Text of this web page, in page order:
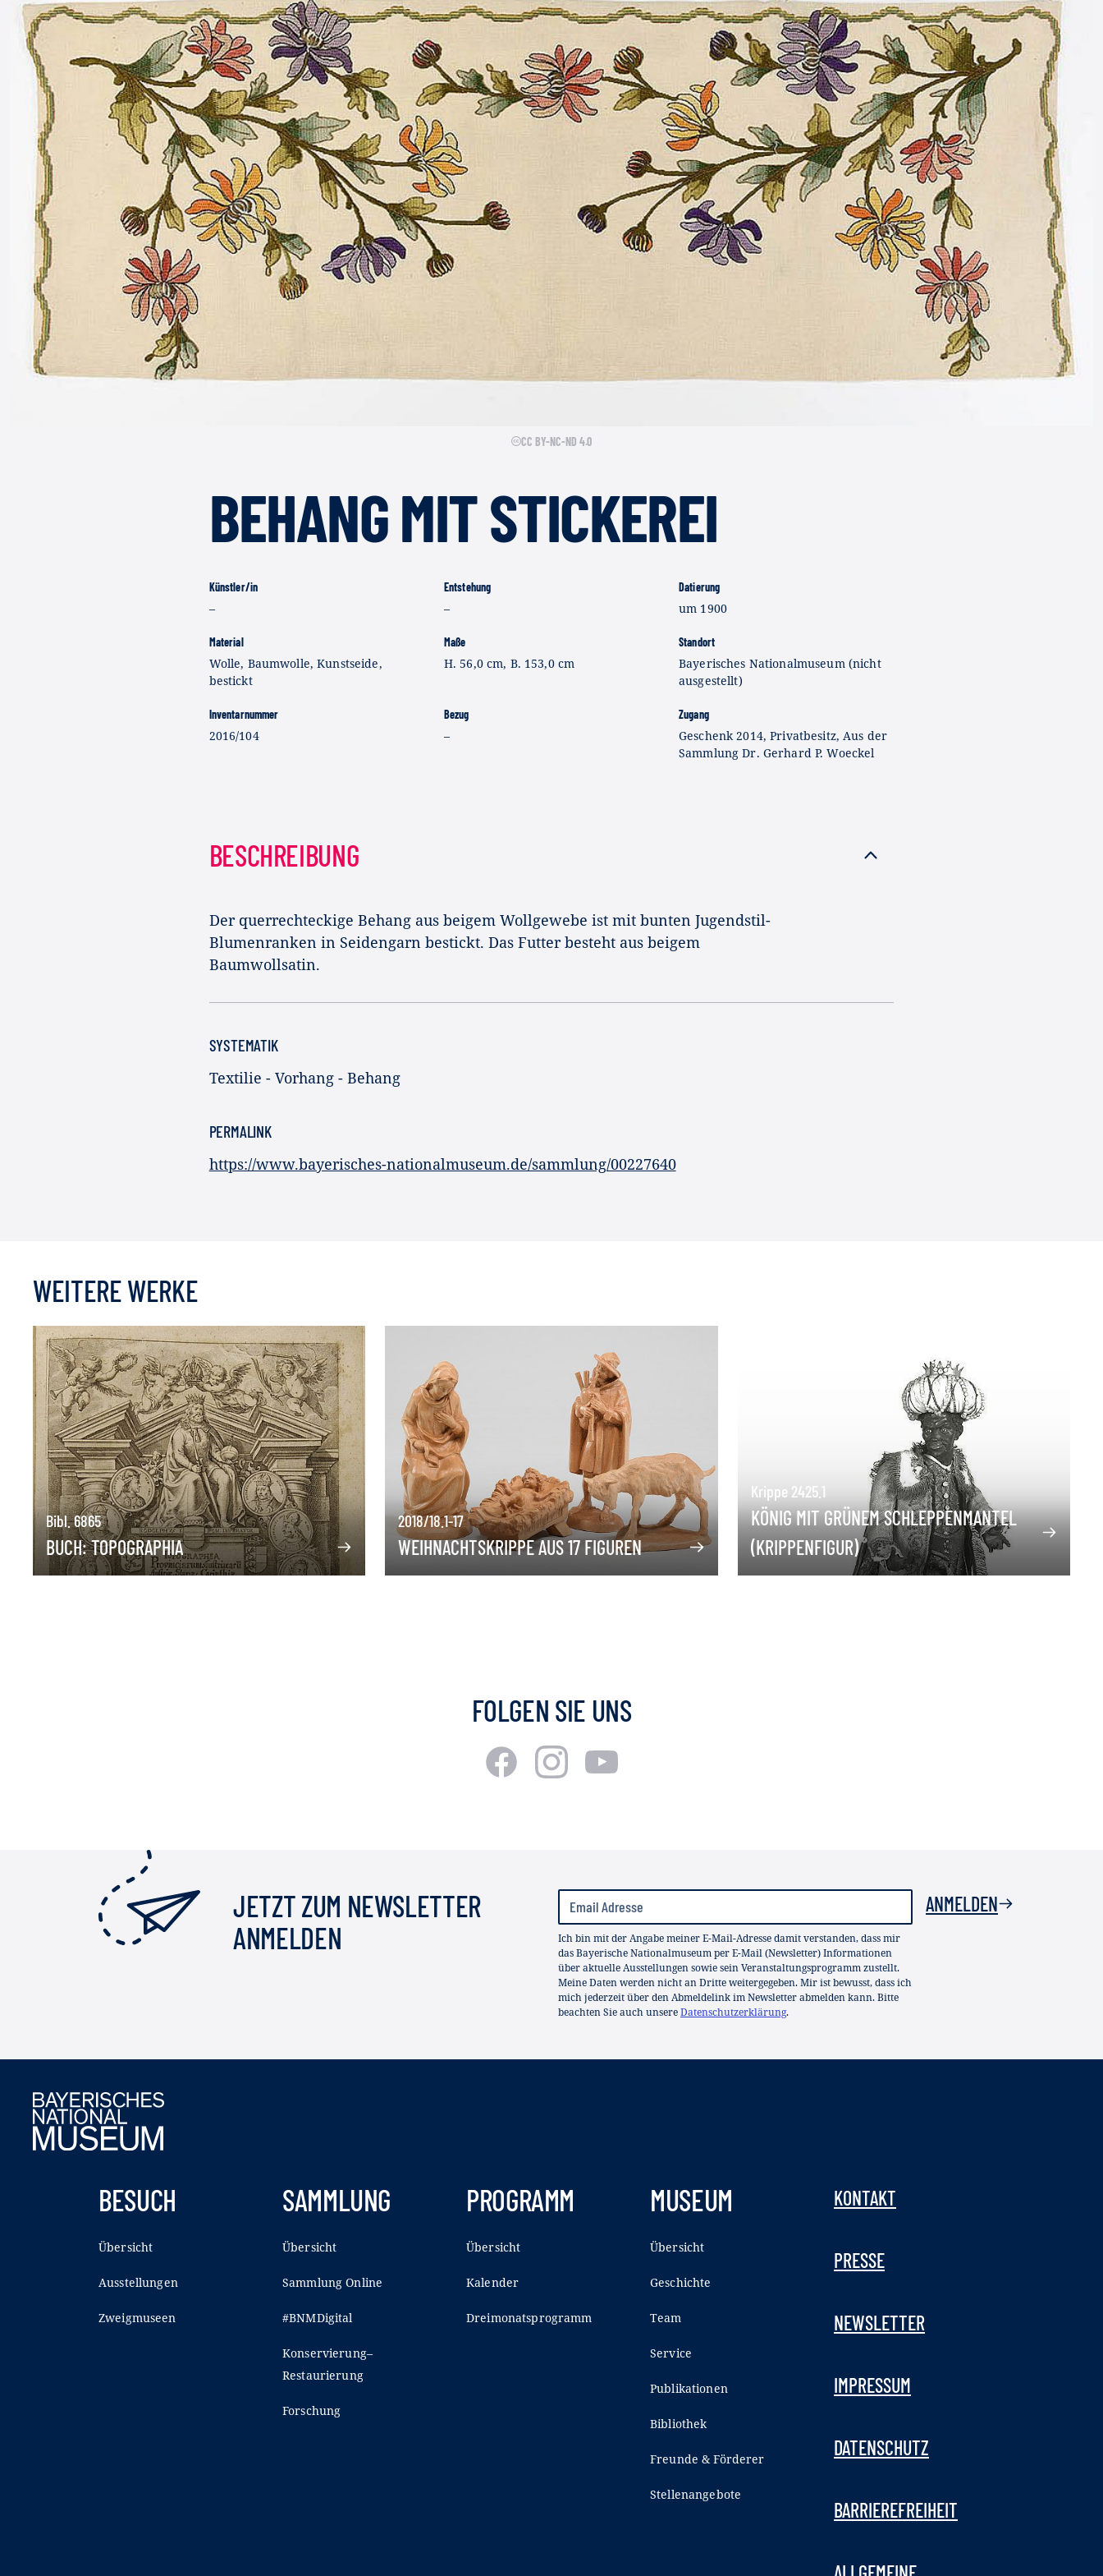
CC BY-NC-ND 4.0
BEHANG MIT STICKEREI
Künstler/in
–
Entstehung
–
Datierung
um 1900
Material
Wolle, Baumwolle, Kunstseide,
bestickt
Maße
H. 56,0 cm, B. 153,0 cm
Standort
Bayerisches Nationalmuseum (nicht
ausgestellt)
Inventarnummer
2016/104
Bezug
–
Zugang
Geschenk 2014, Privatbesitz, Aus der
Sammlung Dr. Gerhard P. Woeckel
BESCHREIBUNG
Der querrechteckige Behang aus beigem Wollgewebe ist mit bunten Jugendstil-
Blumenranken in Seidengarn bestickt. Das Futter besteht aus beigem
Baumwollsatin.
SYSTEMATIK
Textilie - Vorhang - Behang
PERMALINK
https://www.bayerisches-nationalmuseum.de/sammlung/00227640
WEITERE WERKE
Bibl. 6865
BUCH: TOPOGRAPHIA
2018/18.1-17
WEIHNACHTSKRIPPE AUS 17 FIGUREN
Krippe 2425.1
KÖNIG MIT GRÜNEM SCHLEPPENMANTEL
(KRIPPENFIGUR)
FOLGEN SIE UNS
JETZT ZUM NEWSLETTER
ANMELDEN
Ich bin mit der Angabe meiner E-Mail-Adresse damit verstanden, dass mir
das Bayerische Nationalmuseum per E-Mail (Newsletter) Informationen
über aktuelle Ausstellungen sowie sein Veranstaltungsprogramm zustellt.
Meine Daten werden nicht an Dritte weitergegeben. Mir ist bewusst, dass ich
mich jederzeit über den Abmeldelink im Newsletter abmelden kann. Bitte
beachten Sie auch unsereDatenschutzerklärung.
ANMELDEN
BESUCH
Übersicht
Ausstellungen
Zweigmuseen
SAMMLUNG
Übersicht
Sammlung Online
#BNMDigital
Konservierung–
Restaurierung
Forschung
PROGRAMM
Übersicht
Kalender
Dreimonatsprogramm
MUSEUM
Übersicht
Geschichte
Team
Service
Publikationen
Bibliothek
Freunde & Förderer
Stellenangebote
KONTAKT
PRESSE
NEWSLETTER
IMPRESSUM
DATENSCHUTZ
BARRIEREFREIHEIT